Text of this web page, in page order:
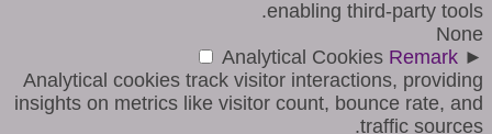
enabling third-party tools.
None
►
Analytical Cookies Remark
Analytical cookies track visitor interactions, providing
insights on metrics like visitor count, bounce rate, and
traffic sources.